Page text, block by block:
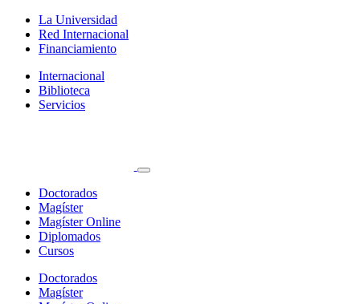
La Universidad
Red Internacional
Financiamiento
Internacional
Biblioteca
Servicios
Doctorados
Magíster
Magíster Online
Diplomados
Cursos
Doctorados
Magíster